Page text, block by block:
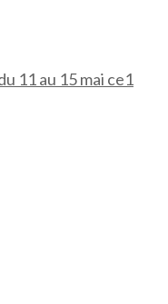
11 au 15 mai ce1